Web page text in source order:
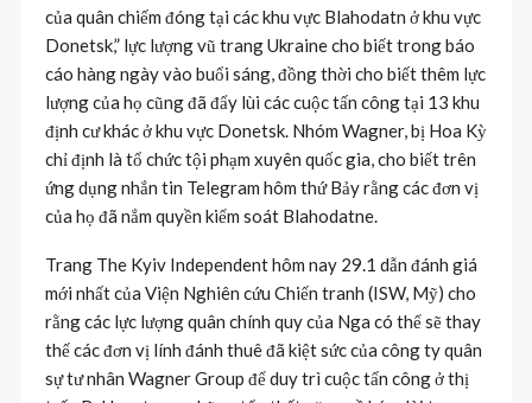
của quân chiếm đóng tại các khu vực Blahodatn ở khu vực
Donetsk,” lực lượng vũ trang Ukraine cho biết trong báo
cáo hàng ngày vào buổi sáng, đồng thời cho biết thêm lực
lượng của họ cũng đã đẩy lùi các cuộc tấn công tại 13 khu
định cư khác ở khu vực Donetsk. Nhóm Wagner, bị Hoa Kỳ
chỉ định là tổ chức tội phạm xuyên quốc gia, cho biết trên
ứng dụng nhắn tin Telegram hôm thứ Bảy rằng các đơn vị
của họ đã nắm quyền kiểm soát Blahodatne.
Trang The Kyiv Independent hôm nay 29.1 dẫn đánh giá
mới nhất của Viện Nghiên cứu Chiến tranh (ISW, Mỹ) cho
rằng các lực lượng quân chính quy của Nga có thể sẽ thay
thế các đơn vị lính đánh thuê đã kiệt sức của công ty quân
sự tư nhân Wagner Group để duy trì cuộc tấn công ở thị